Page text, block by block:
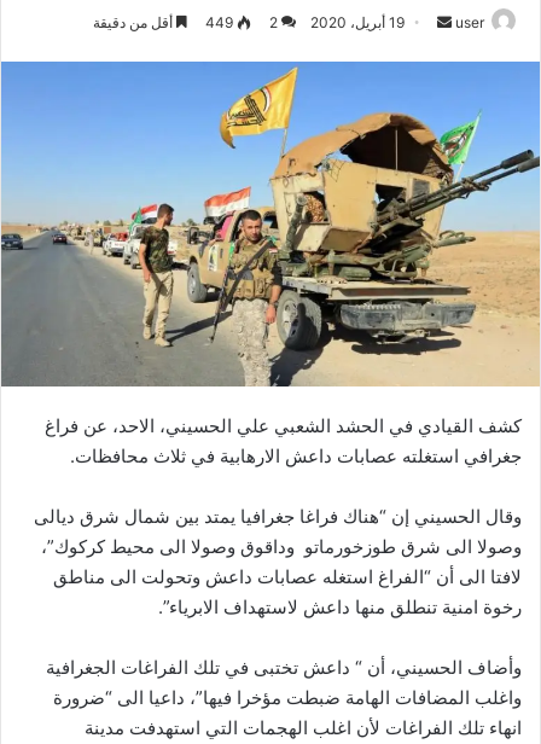
user
أرسل 19 أبريل، 2020 2
449 أقل من دقيقة
كشف القيادي في الحشد الشعبي علي الحسيني، الاحد، عن فراغ
جغرافي استغلته عصابات داعش الارهابية في ثلاث محافظات.
وقال الحسيني إن “هناك فراغا جغرافيا يمتد بين شمال شرق ديالى
وصولا الى شرق طوزخورماتو وداقوق وصولا الى محيط كركوك”،
لافتا الى أن “الفراغ استغله عصابات داعش وتحولت الى مناطق
رخوة امنية تنطلق منها داعش لاستهداف الابرياء”.
وأضاف الحسيني، أن “ داعش تختبى في تلك الفراغات الجغرافية
واغلب المضافات الهامة ضبطت مؤخرا فيها”، داعيا الى “ضرورة
انهاء تلك الفراغات لأن اغلب الهجمات التي استهدفت مدينة